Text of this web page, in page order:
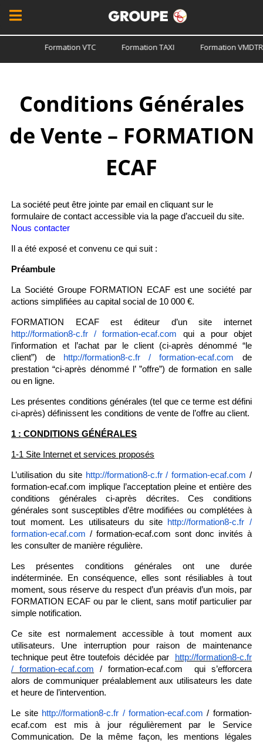
Formation VTC Formation TAXI Formation VMDTR
Conditions Générales
de Vente – FORMATION
ECAF
La société peut être jointe par email en cliquant sur le
formulaire de contact accessible via la page d’accueil du site.
Nous contacter
Il a été exposé et convenu ce qui suit :
Préambule
La Société Groupe FORMATION ECAF est une société par
actions simplifiées au capital social de 10 000 €.
FORMATION ECAF est éditeur d’un site internet
http://formation8-c.fr / formation-ecaf.com
qui a pour objet
l’information et l’achat par le client (ci-après dénommé “le
client”) de
http://formation8-c.fr / formation-ecaf.com
de
prestation “ci-après dénommé l’ ”offre”) de formation en salle
ou en ligne.
Les présentes conditions générales (tel que ce terme est défini
ci-après) définissent les conditions de vente de l’offre au client.
1 : CONDITIONS GÉNÉRALES
1-1 Site Internet et services proposés
L’utilisation du site http://formation8-c.fr / formation-ecaf.com /
formation-ecaf.com implique l’acceptation pleine et entière des
conditions générales ci-après décrites. Ces conditions
générales sont susceptibles d’être modifiées ou complétées à
tout moment. Les utilisateurs du site
http://formation8-c.fr /
formation-ecaf.com / formation-ecaf.com sont donc invités à
les consulter de manière régulière.
Les présentes conditions générales ont une durée
indéterminée. En conséquence, elles sont résiliables à tout
moment, sous réserve du respect d’un préavis d’un mois, par
FORMATION ECAF ou par le client, sans motif particulier par
simple notification.
Ce site est normalement accessible à tout moment aux
utilisateurs. Une interruption pour raison de maintenance
technique peut être toutefois décidée par
http://formation8-c.fr
/ formation-ecaf.com / formation-ecaf.com
qui s’efforcera
alors de communiquer préalablement aux utilisateurs les date
et heure de l’intervention.
Le site http://formation8-c.fr / formation-ecaf.com / formation-
ecaf.com est mis à jour régulièrement par le Service
Communication. De la même façon, les mentions légales